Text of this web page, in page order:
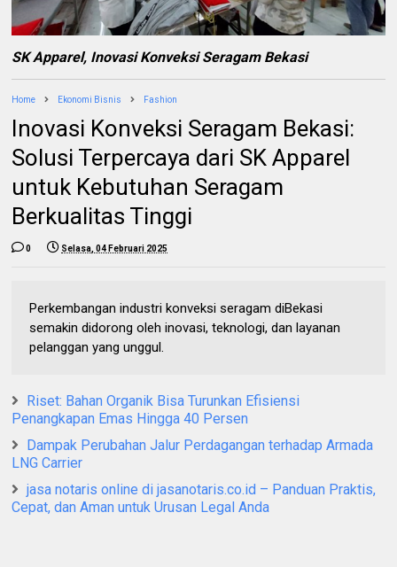
SK Apparel, Inovasi Konveksi Seragam Bekasi
Home Ekonomi Bisnis Fashion
Inovasi Konveksi Seragam Bekasi:
Solusi Terpercaya dari SK Apparel
untuk Kebutuhan Seragam
Berkualitas Tinggi
0 Selasa, 04 Februari 2025
Perkembangan industri konveksi seragam diBekasi
semakin didorong oleh inovasi, teknologi, dan layanan
pelanggan yang unggul.
Riset: Bahan Organik Bisa Turunkan Efisiensi
Penangkapan Emas Hingga 40 Persen
Dampak Perubahan Jalur Perdagangan terhadap Armada
LNG Carrier
jasa notaris online di jasanotaris.co.id – Panduan Praktis,
Cepat, dan Aman untuk Urusan Legal Anda